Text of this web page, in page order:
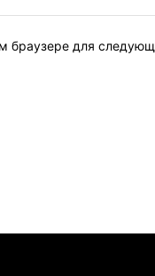
браузере для